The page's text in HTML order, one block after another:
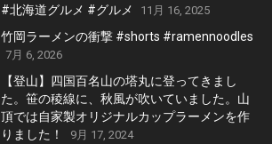
#北海道グルメ #グルメ
11月 16, 2025
竹岡ラーメンの衝撃 #shorts #ramennoodles
7月 6, 2026
【登山】四国百名山の塔丸に登ってきまし
た。笹の稜線に、秋風が吹いていました。山
頂では自家製オリジナルカップラーメンを作
りました！
9月 17, 2024